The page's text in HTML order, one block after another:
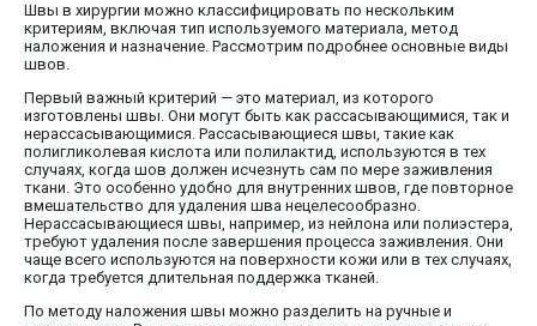
Швы в хирургии можно классифицировать по нескольким
критериям, включая тип используемого материала, метод
наложения и назначение. Рассмотрим подробнее основные виды
швов.
Первый важный критерий — это материал, из которого
изготовлены швы. Они могут быть как рассасывающимися, так и
нерассасывающимися. Рассасывающиеся швы, такие как
полигликолевая кислота или полилактид, используются в тех
случаях, когда шов должен исчезнуть сам по мере заживления
ткани. Это особенно удобно для внутренних швов, где повторное
вмешательство для удаления шва нецелесообразно.
Нерассасывающиеся швы, например, из нейлона или полиэстера,
требуют удаления после завершения процесса заживления. Они
чаще всего используются на поверхности кожи или в тех случаях,
когда требуется длительная поддержка тканей.
По методу наложения швы можно разделить на ручные и